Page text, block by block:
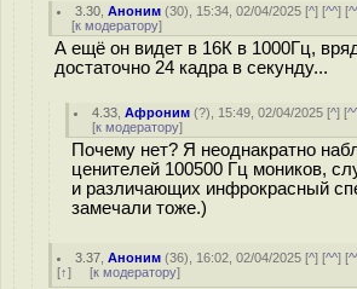
3.30 ,Аноним (30), 15:34, 02/04/2025 [^] [^^] [
[к модератору]
А ещё он видет в 16К в 1000Гц,
достаточно 24 кадра в секунду...
4.33 ,Афроним (?), 15:49, 02/04/2025 [^] [
[к модератору]
Почему нет? Я неоднакратно
ценителей 100500 Гц моников,
и различающих инфрокрасный
замечали тоже.)
3.37 ,Аноним (36), 16:02, 02/04/2025 [^] [^^] [
[↑] [к модератору]